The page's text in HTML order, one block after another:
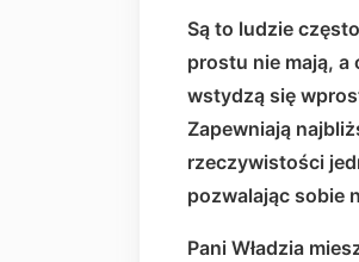
Są to ludzie
prostu nie mają, a
wstydzą się
Zapewniają
rzeczywistości
pozwalając sobie
Pani Władzia